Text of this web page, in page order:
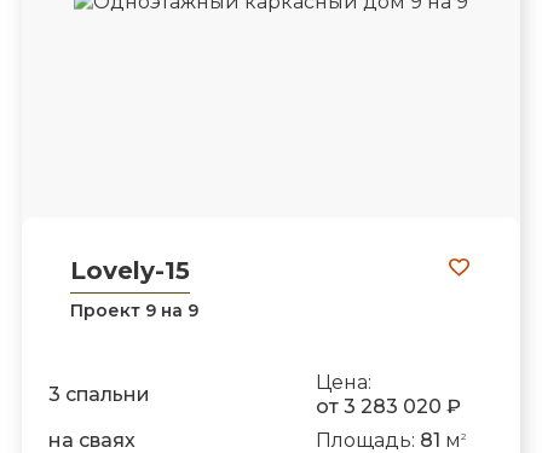
Lovely-15
Проект 9 на 9
3 спальни
Цена:
от 3 283 020 ₽
на сваях
Площадь: 81 м 2